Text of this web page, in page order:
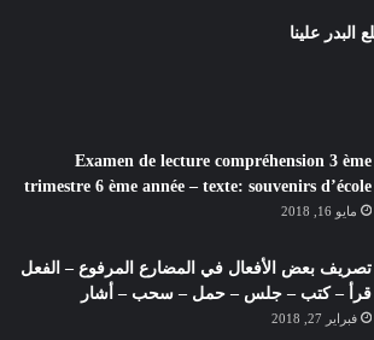
علينا
Examen de lecture compréhension 3 ème
trimestre 6 ème année – texte: souvenirs d’école
مايو 16, 2018
تصريف بعض الأفعال في المضارع المرفوع – الفعل
قرأ – كتب – جلس – حمل – سحب – أشار
فبراير 27, 2018